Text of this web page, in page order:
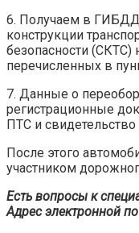
6. Получаем в ГИБДД
конструкции
безопасности (СКТС)
перечисленных в
7. Данные о
регистрационные
ПТС и свидетельство
После этого
участником
Есть вопросы к
Адрес электронной